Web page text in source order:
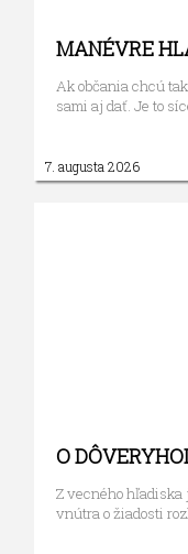
MANÉVRE
Ak občania chcú
sami aj dať. Je to
7. augusta 2026
O
Z vecného
vnútra o žiadosti